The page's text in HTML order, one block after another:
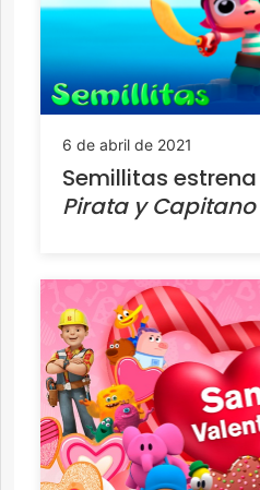
6 de abril de 2021
Semillitas
Pirata y Capitano